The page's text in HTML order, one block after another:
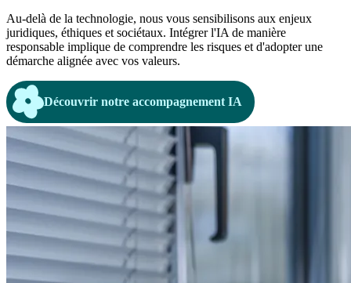
Au-delà de la technologie, nous vous sensibilisons aux enjeux
juridiques, éthiques et sociétaux. Intégrer l'IA de manière
responsable implique de comprendre les risques et d'adopter une
démarche alignée avec vos valeurs.
Découvrir notre accompagnement IA